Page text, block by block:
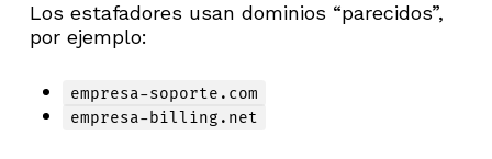
Los estafadores usan dominios “parecidos”,
por ejemplo:
empresa-soporte.com
empresa-billing.net